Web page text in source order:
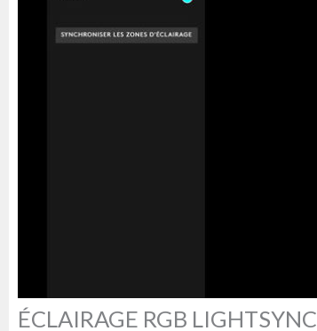
ÉCLAIRAGE RGB LIGHTSYNC